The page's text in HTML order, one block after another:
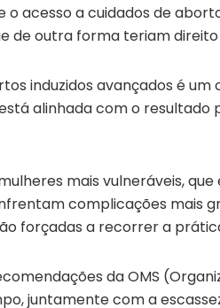
o acesso a cuidados de
de outra forma teriam
induzidos avançados é
alinhada com o resultado
mais vulneráveis,
complicações mais
forçadas a recorrer a
da OMS
juntamente com a